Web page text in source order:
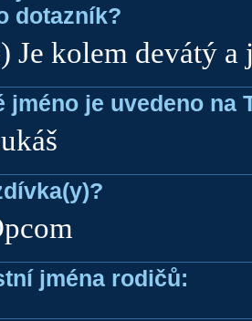
dotazník?
Je kolem devátý a
jméno je uvedeno na
jména rodičů: